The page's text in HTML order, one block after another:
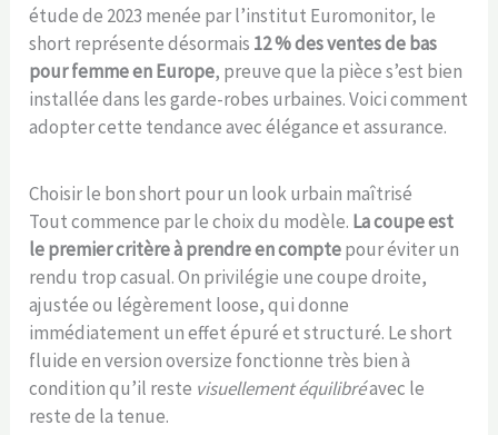
étude de 2023 menée par l’institut Euromonitor, le
short représente désormais 12 % des ventes de bas
pour femme en Europe, preuve que la pièce s’est bien
installée dans les garde-robes urbaines. Voici comment
adopter cette tendance avec élégance et assurance.
Choisir le bon short pour un look urbain maîtrisé
Tout commence par le choix du modèle. La coupe est
le premier critère à prendre en comptepour éviter un
rendu trop casual. On privilégie une coupe droite,
ajustée ou légèrement loose, qui donne
immédiatement un effet épuré et structuré. Le short
fluide en version oversize fonctionne très bien à
condition qu’il reste visuellement équilibréavec le
reste de la tenue.